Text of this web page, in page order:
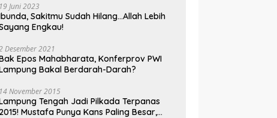
19 Juni 2023
Sakitmu Sudah Hilang…Allah Lebih
Engkau!
Desember 2021
Epos Mahabharata, Konferprov PWI
Bakal Berdarah-Darah?
14 November 2015
Tengah Jadi Pilkada Terpanas
2015! Mustafa Punya Kans Paling Besar,